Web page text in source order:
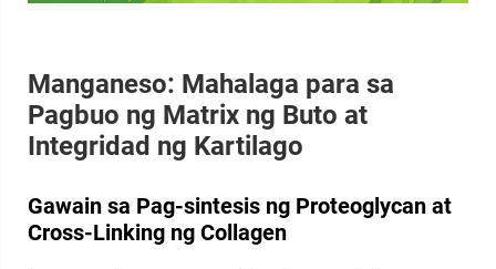
Manganeso: Mahalaga para sa
Pagbuo ng Matrix ng Buto at
Integridad ng Kartilago
Gawain sa Pag-sintesis ng Proteoglycan at
Cross-Linking ng Collagen